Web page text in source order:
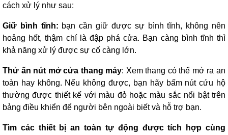
cách xử lý như sau:
Giữ bình tĩnh: bạn cần giữ được sự bình tĩnh, không nên
hoảng hốt, thậm chí là đập phá cửa. Bạn càng bình tĩnh thì
khả năng xử lý được sự cố càng lớn.
Thử ấn nút mở cửa thang máy: Xem thang có thể mở ra an
toàn hay không. Nếu không được, bạn hãy bấm nút cứu hộ
thường được thiết kế với màu đỏ hoặc màu sắc nổi bật trên
bảng điều khiển để người bên ngoài biết và hỗ trợ bạn.
Tìm các thiết bị an toàn tự động được tích hợp cùng